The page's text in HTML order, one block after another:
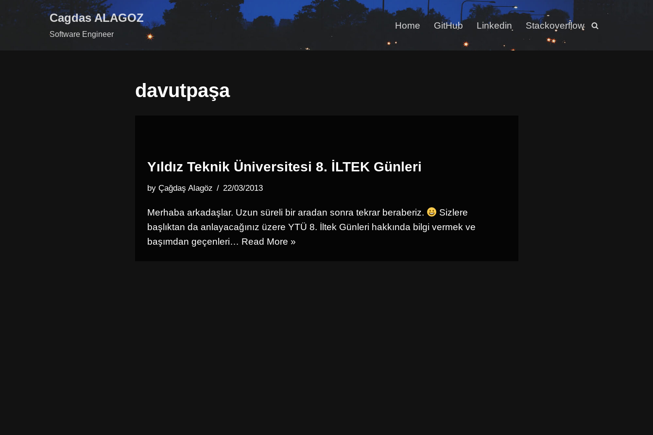
Cagdas ALAGOZ
Software Engineer
Home GitHub Linkedin Stackoverflow
davutpaşa
Yıldız Teknik Üniversitesi 8. İLTEK Günleri
by Çağdaş Alagöz 22/03/2013
Merhaba arkadaşlar. Uzun süreli bir aradan sonra tekrar beraberiz.
Sizlere
başlıktan da anlayacağınız üzere YTÜ 8. İltek Günleri hakkında bilgi vermek ve
başımdan geçenleri… Read More »